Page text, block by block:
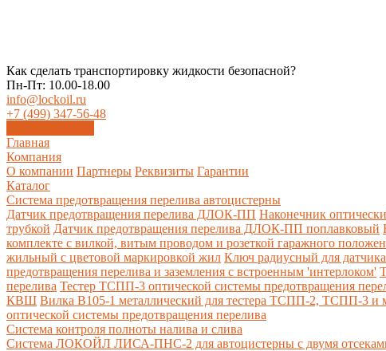
Как сделать транспортировку жидкости безопасной?
Пн-Пт: 10.00-18.00
info@lockoil.ru
+7 (499) 347-56-48
Главная
Компания
О компании Партнеры Реквизиты Гарантии
Каталог
Система предотвращения перелива автоцистерны
Датчик предотвращения перелива ДЛОК-ПП Наконечник
трубкой Датчик предотвращения перелива ДЛОК-ПП поплавковый
комплекте с вилкой, витым проводом и розеткой гаражного
жильный с цветовой маркировкой жил Ключ радиусный для
предотвращения перелива и заземления с встроенным 'интерлоком'
перелива Тестер ТСПП-3 оптической системы предотвращения
КВШ Вилка В105-1 металлический для тестера ТСПП-2, ТСПП-3
оптической системы предотвращения перелива
Cистема контроля полноты налива и слива
Система ЛОКОЙЛ ЛИСА-ПНС-2 для автоцистерны с двумя